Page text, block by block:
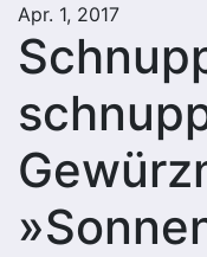
Apr. 1, 2017